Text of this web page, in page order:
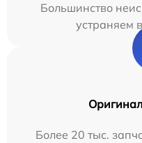
Большинство
устраняем
Более 20 тыс.